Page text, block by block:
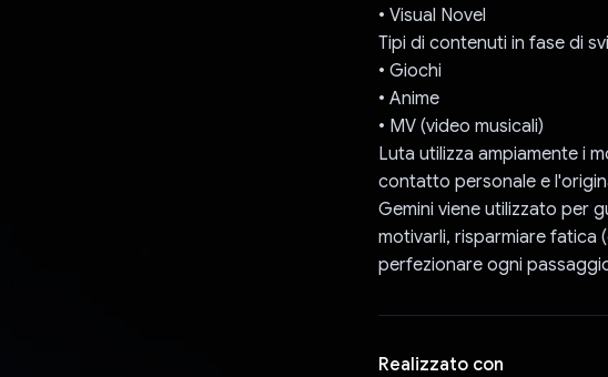
• Visual Novel
Tipi di contenuti in fase di
• Giochi
• Anime
• MV (video musicali)
Luta utilizza ampiamente i
contatto personale e
Gemini viene utilizzato per
motivarli, risparmiare fatica
perfezionare ogni
Realizzato con